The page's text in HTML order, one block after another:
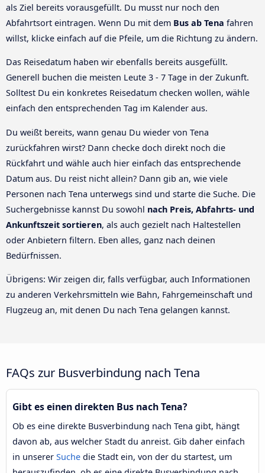
als Ziel bereits vorausgefüllt. Du musst nur noch den
Abfahrtsort eintragen. Wenn Du mit dem Bus ab Tena fahren
willst, klicke einfach auf die Pfeile, um die Richtung zu ändern.
Das Reisedatum haben wir ebenfalls bereits ausgefüllt.
Generell buchen die meisten Leute 3 - 7 Tage in der Zukunft.
Solltest Du ein konkretes Reisedatum checken wollen, wähle
einfach den entsprechenden Tag im Kalender aus.
Du weißt bereits, wann genau Du wieder von Tena
zurückfahren wirst? Dann checke doch direkt noch die
Rückfahrt und wähle auch hier einfach das entsprechende
Datum aus. Du reist nicht allein? Dann gib an, wie viele
Personen nach Tena unterwegs sind und starte die Suche. Die
Suchergebnisse kannst Du sowohl nach Preis, Abfahrts- und
Ankunftszeit sortieren, als auch gezielt nach Haltestellen
oder Anbietern filtern. Eben alles, ganz nach deinen
Bedürfnissen.
Übrigens: Wir zeigen dir, falls verfügbar, auch Informationen
zu anderen Verkehrsmitteln wie Bahn, Fahrgemeinschaft und
Flugzeug an, mit denen Du nach Tena gelangen kannst.
FAQs zur Busverbindung nach Tena
Gibt es einen direkten Bus nach Tena?
Ob es eine direkte Busverbindung nach Tena gibt, hängt
davon ab, aus welcher Stadt du anreist. Gib daher einfach
in unserer Suche die Stadt ein, von der du startest, um